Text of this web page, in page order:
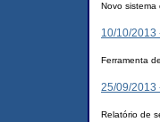
Novo sistema
10/10/2013
Ferramenta
25/09/2013
Relatório de